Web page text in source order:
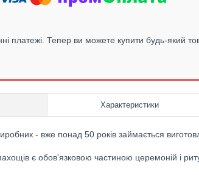
платежі. Тепер ви можете купити будь-який
Характеристики
- вже понад 50 років займається
є обов'язковою частиною церемоній і